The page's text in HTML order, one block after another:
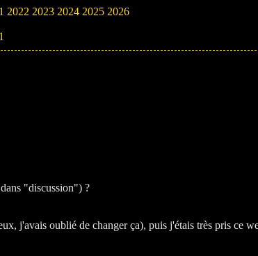
2022 2023 2024 2025 2026
"discussion") ?
j'avais oublié de changer ça), puis j'étais très pris ce